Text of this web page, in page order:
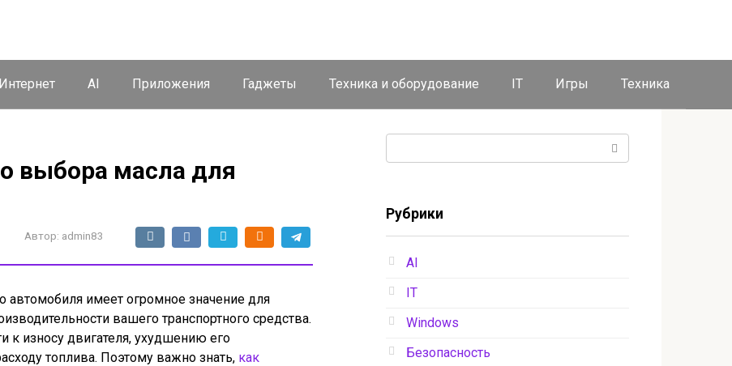
Интернет AI Приложения Гаджеты Техника и оборудование IT Игры Техника
выбора масла для
Автор: admin83
имеет огромное значение для
вашего транспортного средства.
к износу двигателя, ухудшению его
топлива. Поэтому важно знать, как
Рубрики
AI
IT
Windows
Безопасность